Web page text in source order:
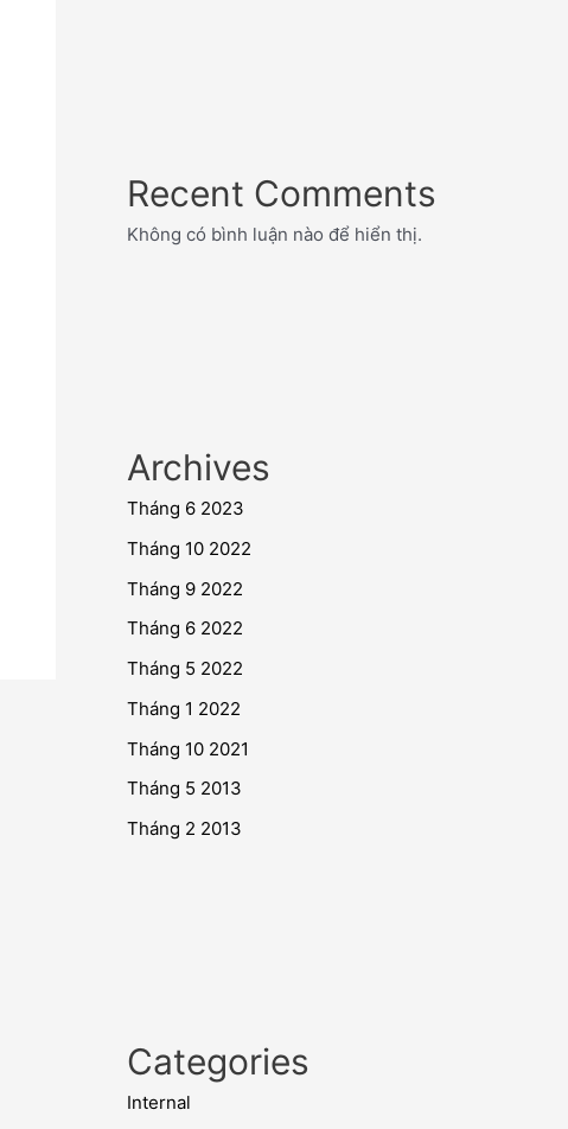
Recent Comments
Không có bình luận nào để hiển thị.
Archives
Tháng 6 2023
Tháng 10 2022
Tháng 9 2022
Tháng 6 2022
Tháng 5 2022
Tháng 1 2022
Tháng 10 2021
Tháng 5 2013
Tháng 2 2013
Categories
Internal